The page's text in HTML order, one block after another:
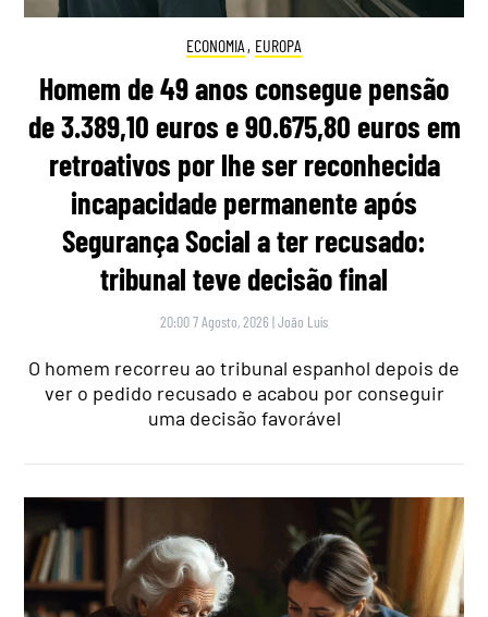
ECONOMIA , EUROPA
Homem de 49 anos consegue pensão
de 3.389,10 euros e 90.675,80 euros em
retroativos por lhe ser reconhecida
incapacidade permanente após
Segurança Social a ter recusado:
tribunal teve decisão final
20:00 7 Agosto, 2026 |João Luís
O homem recorreu ao tribunal espanhol depois de
ver o pedido recusado e acabou por conseguir
uma decisão favorável